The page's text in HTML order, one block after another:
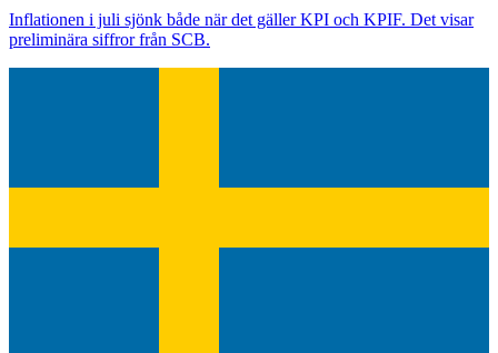
Inflationen i juli sjönk både när det gäller KPI och KPIF. Det visar
preliminära siffror från SCB.